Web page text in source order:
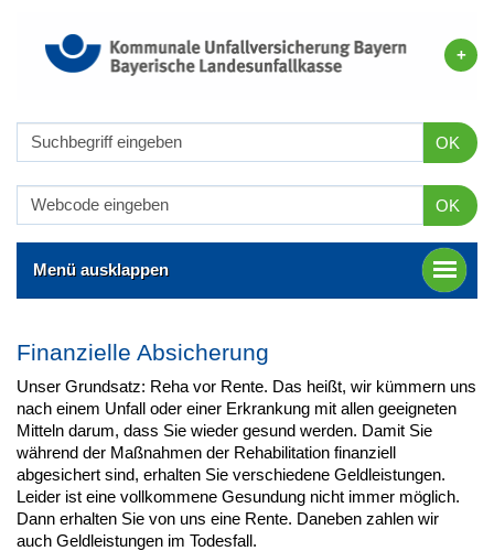
OK
OK
Menü ausklappen
Finanzielle Absicherung
Unser Grundsatz: Reha vor Rente. Das heißt, wir kümmern uns
nach einem Unfall oder einer Erkrankung mit allen geeigneten
Mitteln darum, dass Sie wieder gesund werden. Damit Sie
während der Maßnahmen der Rehabilitation finanziell
abgesichert sind, erhalten Sie verschiedene Geldleistungen.
Leider ist eine vollkommene Gesundung nicht immer möglich.
Dann erhalten Sie von uns eine Rente. Daneben zahlen wir
auch Geldleistungen im Todesfall.